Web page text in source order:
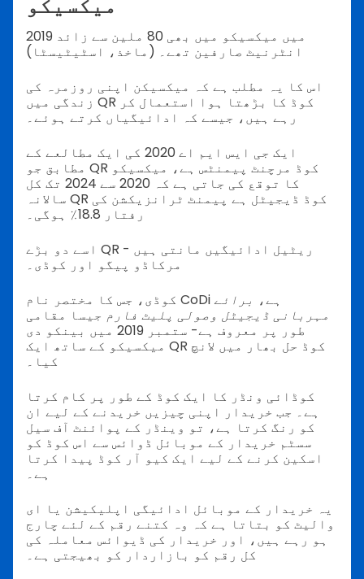
2019 میں میکسیکو میں بھی 80 ملین سے زائد
انٹرنیٹ صارفین تھے۔ (ماخذ، اسٹیٹیسٹا)
اس کا یہ مطلب ہے کہ میکسیکن اپنی روزمرہ کی
زندگی میں QR کوڈ کا بڑھتا ہوا استعمال کر
رہے ہیں، جیسے کہ ادائیگیاں کرتے ہوئے۔
ایک جی ایس ایم اے 2020 کی ایک مطالعے کے
مطابق جو QR کوڈ مرچنٹ پیمنٹس ہے، میکسیکو
کا توقع کی جاتی ہے کہ 2020 سے 2024 تک کل
سالانہ QR کوڈ ڈیجیٹل ہے پیمنٹ ٹرانزیکشن کی
رفتار 18.8٪ ہوگی۔
اسے دو بڑے QR ریٹیل ادائیگیں مانتی ہیں -
مرکاڈو پیگو اور کوڈی۔
کوڈی، جس کا مختصر نام CoDi ہے، برائے
مہربانی ڈیجیٹل وصولی پلیٹ فارم جیسا مقامی
طور پر معروف ہے- ستمبر 2019 میں بینکو دی
میکسیکو کے ساتھ ایک QR کوڈ حل بھار میں لانچ
کیا۔
کوڈائی ونڈر کا ایک کوڈ کے طور پر کام کرتا
ہے۔ جب خریدار اپنی چیزیں خریدنے کے لیے ان
کو رنگ کرتا ہے، تو وینڈر کے پوائنٹ آف سیل
سسٹم خریدار کے موبائل ڈوائس سے اس کوڈ کو
اسکین کرنے کے لیے ایک کیو آر کوڈ پیدا کرتا
ہے۔
یہ خریدار کے موبائل ادائیگی اپلیکیشن یا ای
والیٹ کو بتاتا ہے کہ وہ کتنے رقم کے لئے چارج
ہو رہے ہیں، اور خریدار کی ڈیوائس معاملہ کی
کل رقم کو بازاردار کو بھيجتی ہے۔